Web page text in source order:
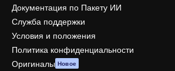
Документация по Пакету ИИ
Служба поддержки
Условия и положения
Политика конфиденциальности
Оригиналы Новое